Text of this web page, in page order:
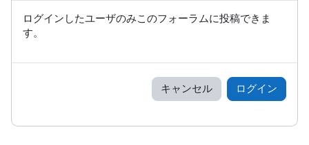
ログインしたユーザのみこのフォーラムに投稿できま
す。
キャンセル ログイン